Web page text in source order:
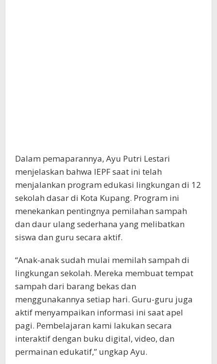
Dalam pemaparannya, Ayu Putri Lestari
menjelaskan bahwa IEPF saat ini telah
menjalankan program edukasi lingkungan di 12
sekolah dasar di Kota Kupang. Program ini
menekankan pentingnya pemilahan sampah
dan daur ulang sederhana yang melibatkan
siswa dan guru secara aktif.
“Anak-anak sudah mulai memilah sampah di
lingkungan sekolah. Mereka membuat tempat
sampah dari barang bekas dan
menggunakannya setiap hari. Guru-guru juga
aktif menyampaikan informasi ini saat apel
pagi. Pembelajaran kami lakukan secara
interaktif dengan buku digital, video, dan
permainan edukatif,” ungkap Ayu.